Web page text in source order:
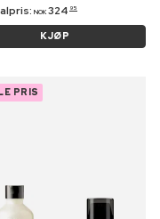
NOK 324 95
KJØP
PRIS